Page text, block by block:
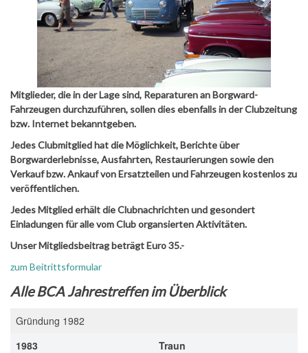
Mitglieder, die in der Lage sind, Reparaturen an Borgward-
Fahrzeugen durchzuführen, sollen dies ebenfalls in der Clubzeitung
bzw. Internet bekanntgeben.
Jedes Clubmitglied hat die Möglichkeit, Berichte über
Borgwarderlebnisse, Ausfahrten, Restaurierungen sowie den
Verkauf bzw. Ankauf von Ersatzteilen und Fahrzeugen kostenlos zu
veröffentlichen.
Jedes Mitglied erhält die Clubnachrichten und gesondert
Einladungen für alle vom Club organsierten Aktivitäten.
Unser Mitgliedsbeitrag beträgt Euro 35.-
zum Beitrittsformular
Alle BCA Jahrestreffen im Überblick
Gründung 1982
1983
Traun